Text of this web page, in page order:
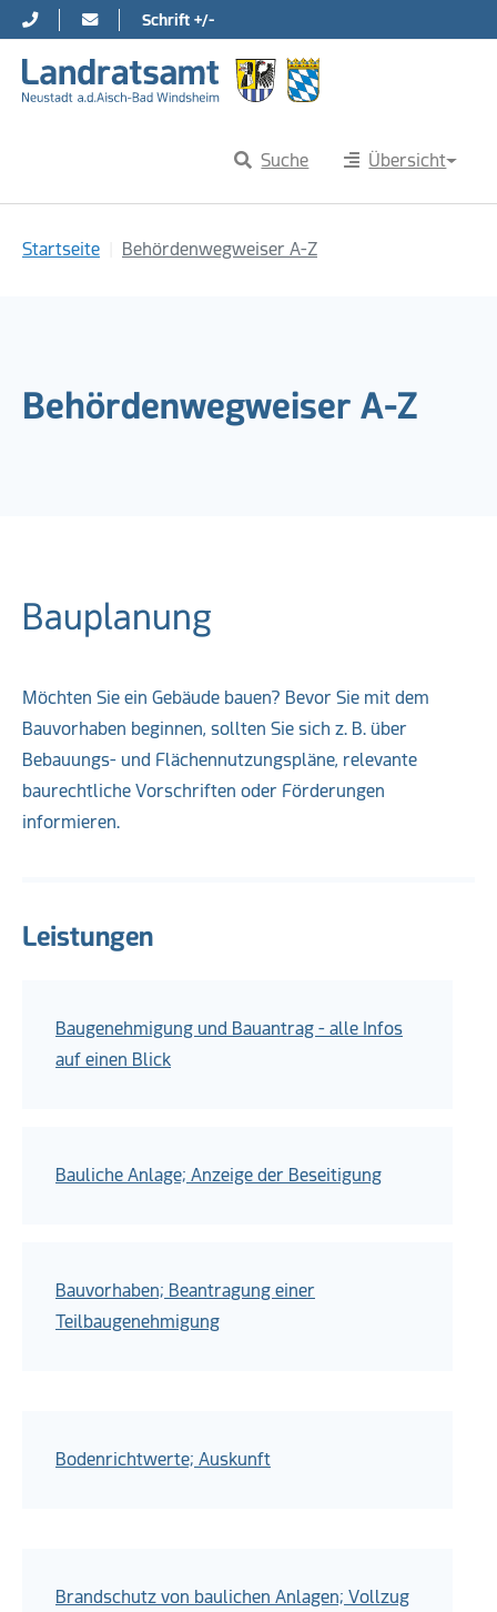
Direkt zur Hauptnavigation springen
Direkt zum Inhalt springen
Schrift +/-
Suche Übersicht
Startseite Behördenwegweiser A-Z
Behördenwegweiser A-Z
Bauplanung
Möchten Sie ein Gebäude bauen? Bevor Sie mit dem
Bauvorhaben beginnen, sollten Sie sich z. B. über
Bebauungs- und Flächennutzungspläne, relevante
baurechtliche Vorschriften oder Förderungen
informieren.
Leistungen
Baugenehmigung und Bauantrag - alle Infos
auf einen Blick
Bauliche Anlage; Anzeige der Beseitigung
Bauvorhaben; Beantragung einer
Teilbaugenehmigung
Bodenrichtwerte; Auskunft
Brandschutz von baulichen Anlagen; Vollzug